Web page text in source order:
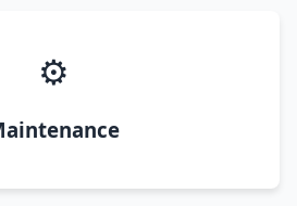
⚙️